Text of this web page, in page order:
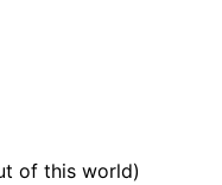
of this world)